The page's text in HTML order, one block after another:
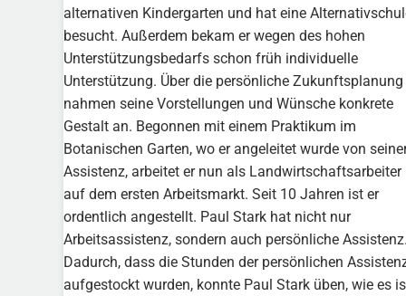
alternativen Kindergarten und hat eine
besucht. Außerdem bekam er wegen des hohen
Unterstützungsbedarfs schon früh individuelle
Unterstützung. Über die persönliche Zukunftsplanung
nahmen seine Vorstellungen und Wünsche konkrete
Gestalt an. Begonnen mit einem Praktikum im
Botanischen Garten, wo er angeleitet wurde von
Assistenz, arbeitet er nun als Landwirtschaftsarbeiter
auf dem ersten Arbeitsmarkt. Seit 10 Jahren ist er
ordentlich angestellt. Paul Stark hat nicht nur
Arbeitsassistenz, sondern auch persönliche
Dadurch, dass die Stunden der persönlichen
aufgestockt wurden, konnte Paul Stark üben, wie es